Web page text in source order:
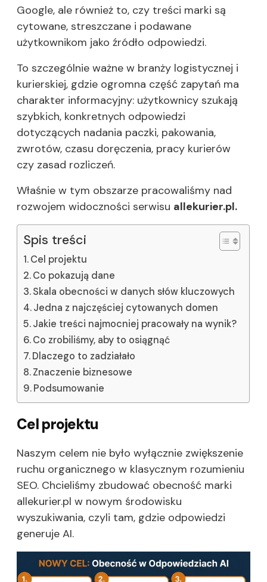
Google, ale również to, czy treści marki są
cytowane, streszczane i podawane
użytkownikom jako źródło odpowiedzi.
To szczególnie ważne w branży logistycznej i
kurierskiej, gdzie ogromna część zapytań ma
charakter informacyjny: użytkownicy szukają
szybkich, konkretnych odpowiedzi
dotyczących nadania paczki, pakowania,
zwrotów, czasu doręczenia, pracy kurierów
czy zasad rozliczeń.
Właśnie w tym obszarze pracowaliśmy nad
rozwojem widoczności serwisu allekurier.pl.
Spis treści
Cel projektu
Co pokazują dane
Skala obecności w danych słów kluczowych
Jedna z najczęściej cytowanych domen
Jakie treści najmocniej pracowały na wynik?
Co zrobiliśmy, aby to osiągnąć
Dlaczego to zadziałało
Znaczenie biznesowe
Podsumowanie
Cel projektu
Naszym celem nie było wyłącznie zwiększenie
ruchu organicznego w klasycznym rozumieniu
SEO. Chcieliśmy zbudować obecność marki
allekurier.pl w nowym środowisku
wyszukiwania, czyli tam, gdzie odpowiedzi
generuje AI.